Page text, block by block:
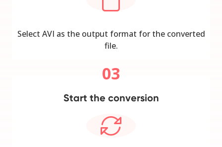
Select AVI as the output format for the converted
file.
03
Start the conversion